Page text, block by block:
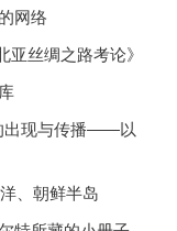
网络
丝绸之路考论》
出现与传播——以
、朝鲜半岛